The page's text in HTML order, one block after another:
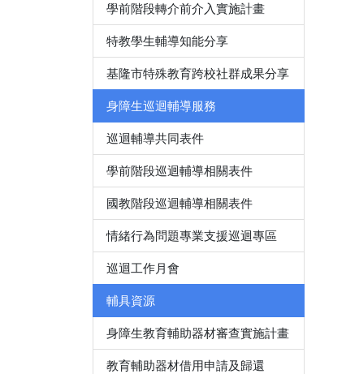
學前階段轉介前介入實施計畫
特教學生輔導知能分享
基隆市特殊教育跨校社群成果分享
身障生巡迴輔導服務
巡迴輔導共同表件
學前階段巡迴輔導相關表件
國教階段巡迴輔導相關表件
情緒行為問題專業支援巡迴專區
巡迴工作月會
輔具資源
身障生教育輔助器材審查實施計畫
教育輔助器材借用申請及歸還